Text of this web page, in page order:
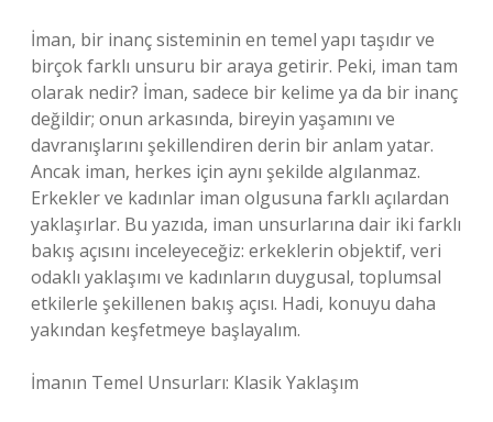
İman, bir inanç sisteminin en temel yapı taşıdır ve
birçok farklı unsuru bir araya getirir. Peki, iman tam
olarak nedir? İman, sadece bir kelime ya da bir inanç
değildir; onun arkasında, bireyin yaşamını ve
davranışlarını şekillendiren derin bir anlam yatar.
Ancak iman, herkes için aynı şekilde algılanmaz.
Erkekler ve kadınlar iman olgusuna farklı açılardan
yaklaşırlar. Bu yazıda, iman unsurlarına dair iki farklı
bakış açısını inceleyeceğiz: erkeklerin objektif, veri
odaklı yaklaşımı ve kadınların duygusal, toplumsal
etkilerle şekillenen bakış açısı. Hadi, konuyu daha
yakından keşfetmeye başlayalım.
İmanın Temel Unsurları: Klasik Yaklaşım